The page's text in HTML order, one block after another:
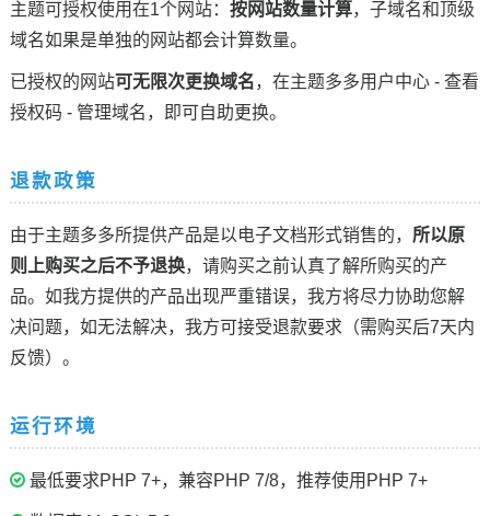
主题可授权使用在1个网站： 按网站数量计算，子域名和顶级
域名如果是单独的网站都会计算数量。
已授权的网站可无限次更换域名，在主题多多用户中心 - 查看
授权码 - 管理域名，即可自助更换。
退款政策
由于主题多多所提供产品是以电子文档形式销售的， 所以原
则上购买之后不予退换，请购买之前认真了解所购买的产
品。如我方提供的产品出现严重错误，我方将尽力协助您解
决问题，如无法解决，我方可接受退款要求（需购买后7天内
反馈）。
运行环境
最低要求PHP 7+，兼容PHP 7/8，推荐使用PHP 7+